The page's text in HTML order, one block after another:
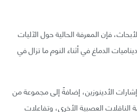
فإن المعرفة الحالية حول الآليات
الدماغ في أثناء النوم ما تزال في
الأدينوزين، إضافةً إلى مجموعة من
الناقلات العصبية الأخرى، وتفاعلات